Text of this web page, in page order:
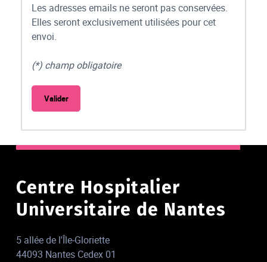
Les adresses emails ne seront pas conservées.
Elles seront exclusivement utilisées pour cet
envoi.
(*) champ obligatoire
Centre Hospitalier
Universitaire de Nantes
5 allée de l'Île-Gloriette
44093 Nantes Cedex 01